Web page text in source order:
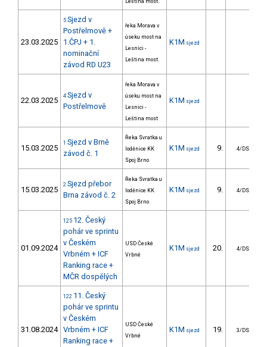
Leština most.
23.03.2025
5 Sjezd v
Postřelmově +
1.ČPJ + 1.
nominační
závod RD U23
řeka Morava v
úseku most na
Lesnici -
Leština most.
K1M sjezd
22.03.2025 4 Sjezd v
Postřelmově
řeka Morava v
úseku most na
Lesnici -
Leština most
K1M sjezd
15.03.2025
1 Sjezd v Brně
závod č. 1
Řeka Svratka u
loděnice KK
Spoj Brno
K1M sjezd 9. 4/DS
15.03.2025
2 Sjezd přebor
Brna závod č. 2
Řeka Svratka u
loděnice KK
Spoj Brno
K1M sjezd 9. 4/DS
01.09.2024
125 12. Český
pohár ve sprintu
v Českém
Vrbném + ICF
Ranking race +
MČR dospělých
USD České
Vrbné
K1M sjezd 20. 4/DS
31.08.2024
122 11. Český
pohár ve sprintu
v Českém
Vrbném + ICF
Ranking race +
USD České
Vrbné
K1M sjezd 19. 3/DS